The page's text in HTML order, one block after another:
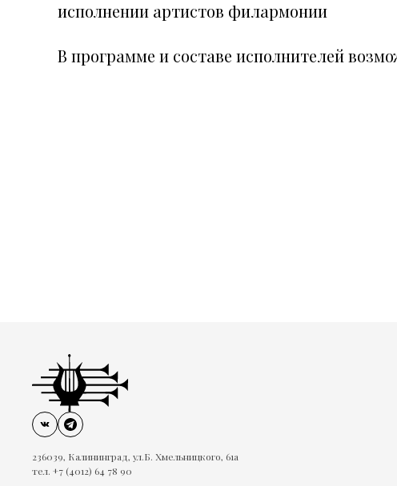
исполнении артистов филармонии
В программе и составе исполнителей
236039, Калининград, ул.Б. Хмельницкого, 61а
тел. +7 (4012) 64 78 90